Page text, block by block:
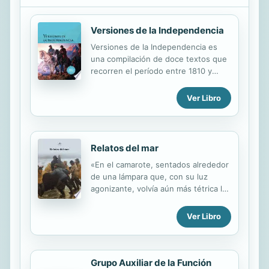
Versiones de la Independencia
Versiones de la Independencia es
una compilación de doce textos que
recorren el período entre 1810 y
rompe el yugo del dominio español y
asienta las bases de su destino
como nación.
Ver Libro
Relatos del mar
«En el camarote, sentados alrededor
de una lámpara que, con su luz
agonizante, volvía aún más tétrica la
naufragio o catástrofe que relatar.»
Washington Irving, «La travesía» El
25 de diciembre de 1492 Cristóbal
Colón anotaba en su Diario que la
nao Santa María acababa de encallar
Ver Libro
Grupo Auxiliar de la Función